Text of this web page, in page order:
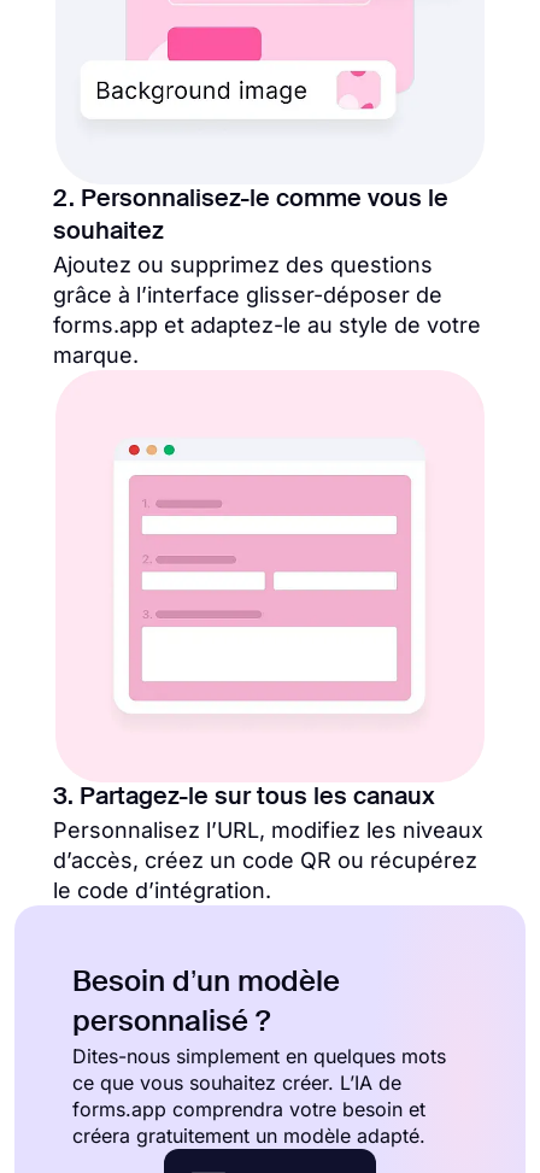
2. Personnalisez-le comme vous le
souhaitez
Ajoutez ou supprimez des questions
grâce à l’interface glisser-déposer de
forms.app et adaptez-le au style de votre
marque.
3. Partagez-le sur tous les canaux
Personnalisez l’URL, modifiez les niveaux
d’accès, créez un code QR ou récupérez
le code d’intégration.
Besoin d’un modèle
personnalisé ?
Dites-nous simplement en quelques mots
ce que vous souhaitez créer. L’IA de
forms.app comprendra votre besoin et
créera gratuitement un modèle adapté.